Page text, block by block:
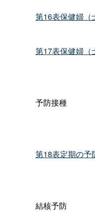
第16表保健婦（
第17表保健婦（
予防接種
第18表定期の予
結核予防